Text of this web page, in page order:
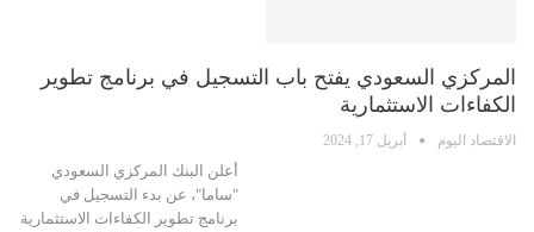
المركزي السعودي يفتح باب التسجيل في برنامج تطوير
الكفاءات الاستثمارية
الاقتصاد اليوم أبريل 17, 2024
أعلن البنك المركزي السعودي
"ساما"، عن بدء التسجيل في
برنامج تطوير الكفاءات الاستثمارية